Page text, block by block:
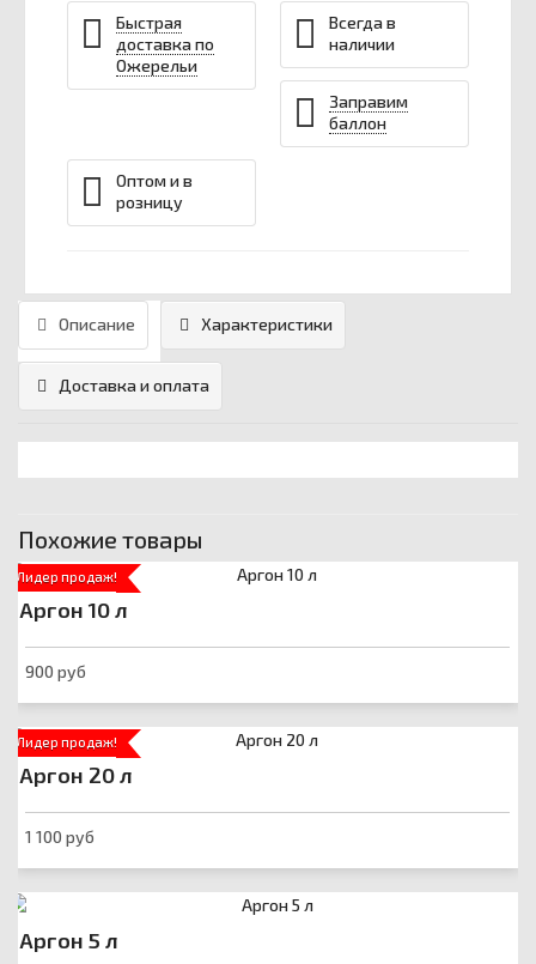
Быстрая
доставка по
Ожерельи
Всегда в
наличии
Заправим
баллон
Оптом и в
розницу
Описание Характеристики
Доставка и оплата
Похожие товары
Лидер продаж!
Аргон 10 л
900 руб
Лидер продаж!
Аргон 20 л
1 100 руб
Аргон 5 л